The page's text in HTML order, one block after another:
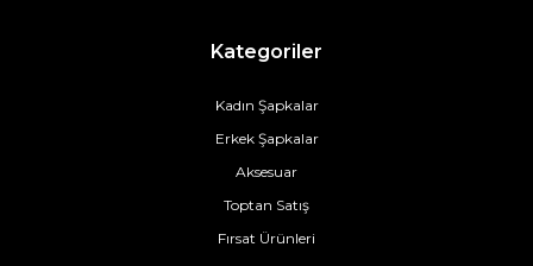
Kategoriler
Kadın Şapkalar
Erkek Şapkalar
Aksesuar
Toptan Satış
Fırsat Ürünleri